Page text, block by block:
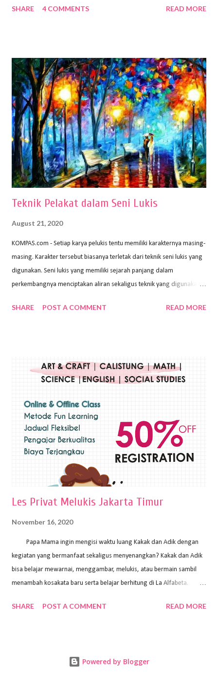
sehingga hasilnya bisa dilihat. Peran alat dan bahan sangat
memiliki spesifikasi berbeda sesuai jenisnya. Berikut peralatan
menggambar bentuk: 1. Kertas Gambar Kegiatan menggambar
membutuhkan kertas yang baik agar proses pembuatan gambar lebih
nyaman dan maksimal. Bahan kertas yang baik salah satu syaratnya
adalah tidak mudah sobek, mengingat menggambar merupakan
proses menggores dan menghapus. Kertas adalah bahan yang paling
ideal digunakan untuk menggambar. Dalam menggambar
menggunakan pen...
SHARE 4 COMMENTS READ MORE
Teknik Pelakat dalam Seni Lukis
August 21, 2020
KOMPAS.com - Setiap karya pelukis tentu memiliki karakternya masing-
masing. Karakter tersebut biasanya terletak dari teknik seni lukis yang
digunakan. Seni lukis yang memiliki sejarah panjang dalam
perkembangnya menciptakan aliran sekaligus teknik yang digunakan.
Wayan Kun Adnyana, teknik yang berbeda tentunya akan
menggunakan bahan dasar cat air, cat akrilik, atau cat minyak dengan
sapuan warna cat yang tebal. Dengan memberikan sapuan warna
pelukis untuk menghasilkan lukisan yang mempesona dan tentunya
bernilai tinggi. Ciri teknik plakat Ciri-ciri teknik plakat, yaitu: Sapuan
warna yang kental dan tebal. Hasil lukisan menutupi seluruh bagian
medianya Mem...
SHARE POST A COMMENT READ MORE
Les Privat Melukis Jakarta Timur
November 16, 2020
Papa Mama ingin mengisi waktu luang Kakak dan Adik dengan
kegiatan yang bermanfaat sekaligus menyenangkan? Kakak dan Adik
bisa belajar mewarnai, menggambar, melukis, atau bermain sambil
menambah kosakata baru serta belajar berhitung di La Alfabeta.
kok untuk mengajar dengan metode yang fun, La Alfabeta
Alfabeta. ⁣⁣⁣⁣Ada pilihan online class maupun offline class lho! Cek
SHARE POST A COMMENT READ MORE
Powered by Blogger